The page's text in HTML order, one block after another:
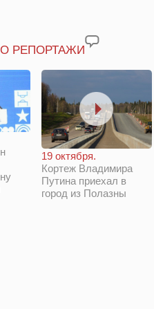
РЕПОРТАЖИ
19 октября.
Кортеж Владимира
Путина приехал в
город из Полазны